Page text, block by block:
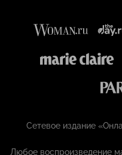
Сетевое издание
Любое воспроизведение